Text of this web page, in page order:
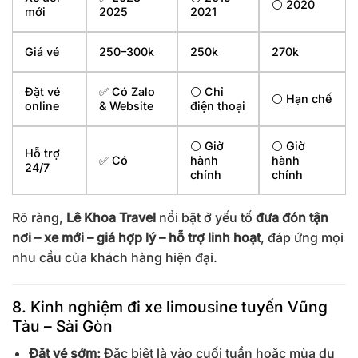
mới
2025
2021
⚪ 2020
Giá vé 250–300k 250k 270k
Đặt vé
online
✅ Có Zalo
& Website
⚪ Chỉ
điện thoại
⚪ Hạn chế
Hỗ trợ
24/7
✅ Có
⚪ Giờ
hành
chính
⚪ Giờ
hành
chính
Rõ ràng, Lê Khoa Travel nổi bật ở yếu tố đưa đón tận
nơi – xe mới – giá hợp lý – hỗ trợ linh hoạt, đáp ứng mọi
nhu cầu của khách hàng hiện đại.
8. Kinh nghiệm đi xe limousine tuyến Vũng
Tàu – Sài Gòn
Đặt vé sớm:Đặc biệt là vào cuối tuần hoặc mùa du